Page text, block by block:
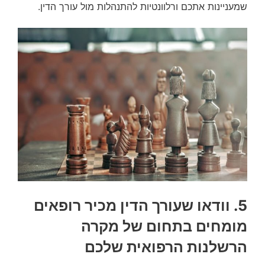
שמעניינות אתכם ורלוונטיות להתנהלות מול עורך הדין.
5. וודאו שעורך הדין מכיר רופאים
מומחים בתחום של מקרה
הרשלנות הרפואית שלכם